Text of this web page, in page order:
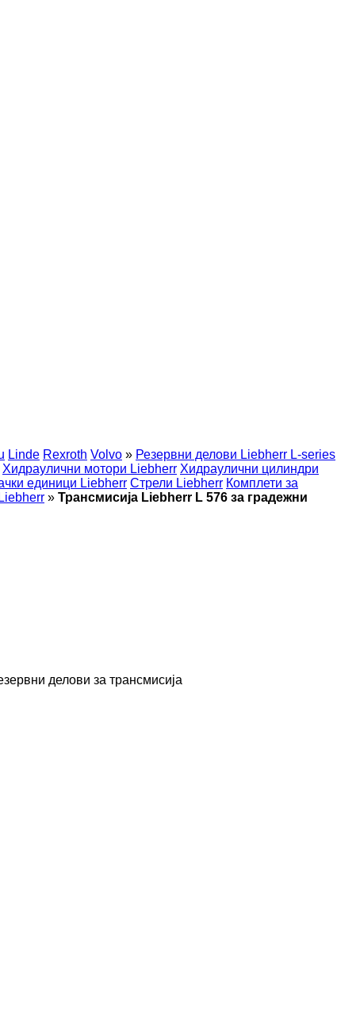
Linde Rexroth Volvo » Резервни делови Liebherr L-series
Хидраулични мотори Liebherr Хидраулични цилиндри
единици Liebherr Стрели Liebherr Комплети за
» Трансмисија Liebherr L 576 за градежни
делови за трансмисија